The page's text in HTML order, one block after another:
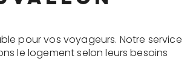
pour vos voyageurs. Notre service
le logement selon leurs besoins